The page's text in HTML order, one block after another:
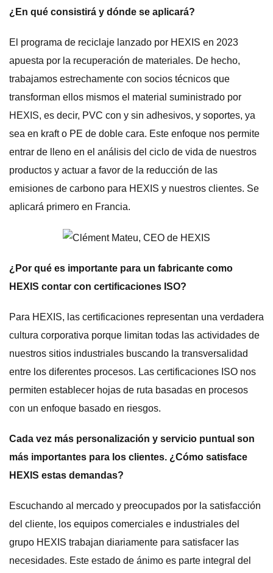
¿En qué consistirá y dónde se aplicará?
El programa de reciclaje lanzado por HEXIS en 2023
apuesta por la recuperación de materiales. De hecho,
trabajamos estrechamente con socios técnicos que
transforman ellos mismos el material suministrado por
HEXIS, es decir, PVC con y sin adhesivos, y soportes, ya
sea en kraft o PE de doble cara. Este enfoque nos permite
entrar de lleno en el análisis del ciclo de vida de nuestros
productos y actuar a favor de la reducción de las
emisiones de carbono para HEXIS y nuestros clientes. Se
aplicará primero en Francia.
¿Por qué es importante para un fabricante como
HEXIS contar con certificaciones ISO?
Para HEXIS, las certificaciones representan una verdadera
cultura corporativa porque limitan todas las actividades de
nuestros sitios industriales buscando la transversalidad
entre los diferentes procesos. Las certificaciones ISO nos
permiten establecer hojas de ruta basadas en procesos
con un enfoque basado en riesgos.
Cada vez más personalización y servicio puntual son
más importantes para los clientes. ¿Cómo satisface
HEXIS estas demandas?
Escuchando al mercado y preocupados por la satisfacción
del cliente, los equipos comerciales e industriales del
grupo HEXIS trabajan diariamente para satisfacer las
necesidades. Este estado de ánimo es parte integral del